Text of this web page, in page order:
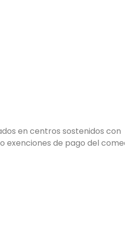
en centros sostenidos con
exenciones de pago del